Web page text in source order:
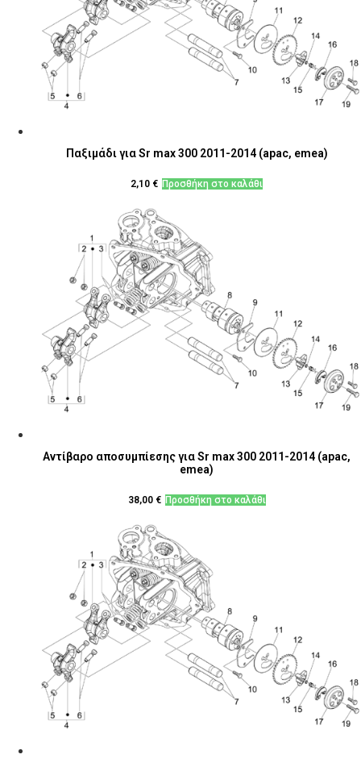
Παξιμάδι για Sr max 300 2011-2014 (apac, emea)
2,10 € Προσθήκη στο καλάθι
Αντίβαρο αποσυμπίεσης για Sr max 300 2011-2014 (apac,
emea)
38,00 € Προσθήκη στο καλάθι